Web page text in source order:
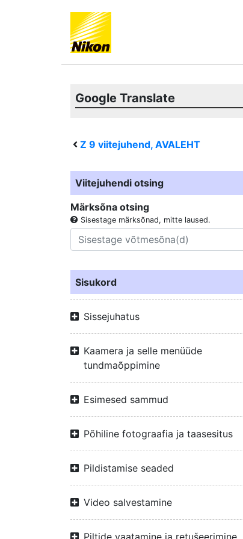
Google Translate
Z 9 viitejuhend, AVALEHT
Viitejuhendi otsing
Märksõna otsing
Sisestage märksõnad, mitte laused.
Sisukord
Sissejuhatus
Kaamera ja selle menüüde
tundmaõppimine
Esimesed sammud
Põhiline fotograafia ja taasesitus
Pildistamise seaded
Video salvestamine
Piltide vaatamine ja retušeerimine